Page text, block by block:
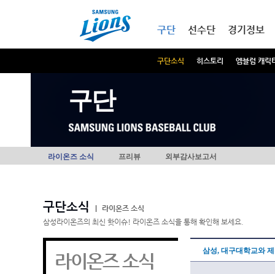
구단
구단소식 히스토리 엠블럼 캐릭
선수단 경기정보
구단
라이온즈 소식 프리뷰 외부감사보고서
구단소식
라이온즈 소식
삼성라이온즈의 최신 핫이슈! 라이온즈 소식을 통해 확인해 보세요.
라이온즈 소식 삼성, 대구대학교와